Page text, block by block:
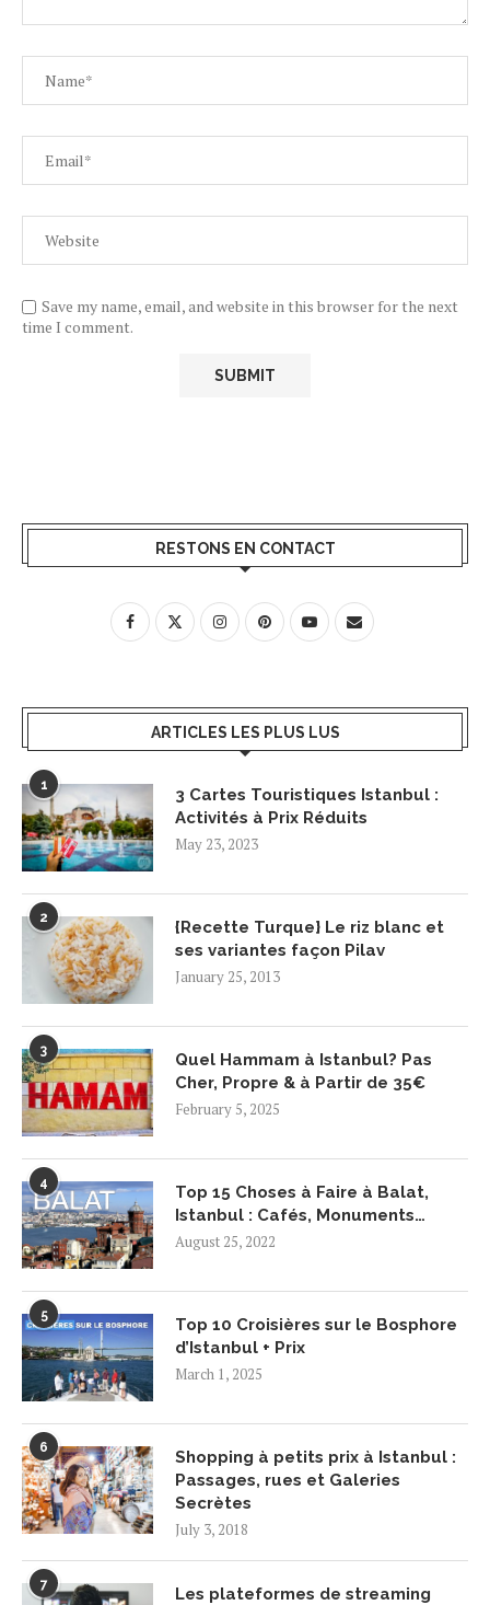
Save my name, email, and website in this browser for the next
time I comment.
RESTONS EN CONTACT
ARTICLES LES PLUS LUS
1
3 Cartes Touristiques Istanbul :
Activités à Prix Réduits
May 23, 2023
2
{Recette Turque} Le riz blanc et
ses variantes façon Pilav
January 25, 2013
3
Quel Hammam à Istanbul? Pas
Cher, Propre & à Partir de 35€
February 5, 2025
4
Top 15 Choses à Faire à Balat,
Istanbul : Cafés, Monuments…
August 25, 2022
5
Top 10 Croisières sur le Bosphore
d’Istanbul + Prix
March 1, 2025
6
Shopping à petits prix à Istanbul :
Passages, rues et Galeries
Secrètes
July 3, 2018
7
Les plateformes de streaming